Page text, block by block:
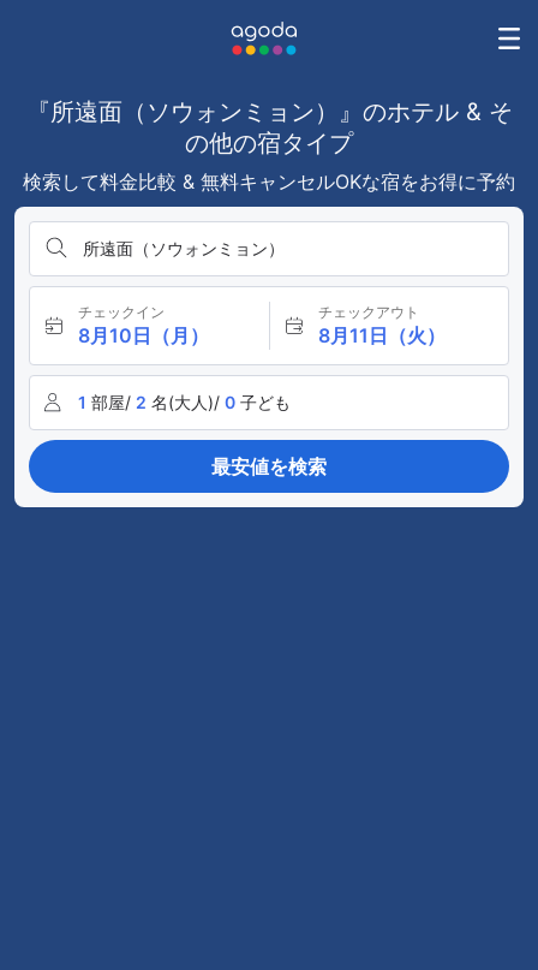
『所遠面（ソウォンミョン）』のホテル & そ
の他の宿タイプ
検索して料金比較 & 無料キャンセルOKな宿をお得に予約
所遠面（ソウォンミョン）
チェックイン
8月10日（月）
チェックアウト
8月11日（火）
1 部屋/ 2 名(大人)/ 0 子ども
最安値を検索